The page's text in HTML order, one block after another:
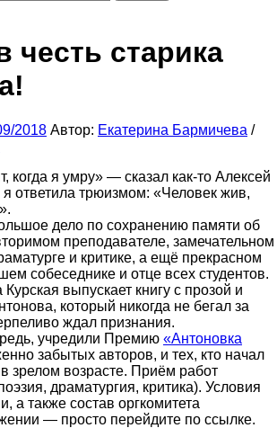
честь старика
2018 Автор: Екатерина Бармичева /
когда я умру» — сказал как-то Алексей
я ответила трюизмом: «Человек жив,
дело по сохранению памяти об
преподавателе, замечательном
и критике, а ещё прекрасном
собеседнике и отце всех студентов.
выпускает книгу с прозой и
который никогда не бегал за
ждал признания.
учредили Премию «Антоновка
забытых авторов, и тех, кто начал
в зрелом возрасте. Приём работ
драматургия, критика). Условия
а также состав оргкомитета
— просто перейдите по ссылке.